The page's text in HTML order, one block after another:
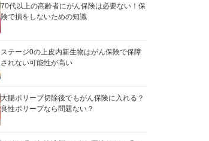
70代以上の高齢者にがん保険は必要ない！保
険で損をしないための知識
ステージ0の上皮内新生物はがん保険で保障
されない可能性が高い
大腸ポリープ切除後でもがん保険に入れる？
良性ポリープなら問題ない？